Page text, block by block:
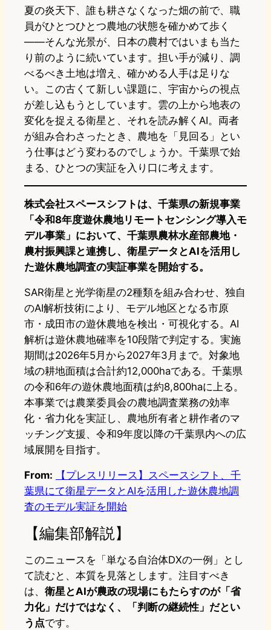
夏の炎天下、誰も耕さなくなった畑の前で、職
員がひとつひとつ農地の状態を確かめて歩く
――そんな光景が、日本の農村ではいまも当た
り前のように続いています。担い手が減り、調
べるべき土地は増え、確かめる人手は足りな
い。この古くて新しい課題に、宇宙からの視点
が差し込もうとしています。雲の上から地表の
変化を捉える衛星と、それを読み解くAI。両者
が組み合わさったとき、農地を「見回る」とい
う仕事はどう変わるのでしょうか。千葉県で始
まる、ひとつの実証を入り口に考えます。
株式会社スペースシフトは、千葉県の新規事業
「令和8年度遊休農地リモートセンシング導入モ
デル事業」において、千葉県農林水産部農地・
農村振興課と連携し、衛星データとAIを活用し
た遊休農地調査の実証事業を開始する。
SAR衛星と光学衛星の2種類を組み合わせ、独自
のAI解析技術により、モデル地区となる市原
市・成田市の遊休農地を検出・可視化する。AI
解析は遊休農地確率を10段階で判定する。実施
期間は2026年5月から2027年3月まで。対象地
域の耕地面積は合計約12,000haである。千葉県
の令和6年の遊休農地面積は約8,800haに上る。
本事業では農業委員会の農地調査業務の効率
化・省力化を実証し、農地所有者と耕作者のマ
ッチング支援、令和9年度以降の千葉県内への広
域展開を目指す。
From:
【プレスリリース】スペースシフト、千
葉県にて衛星データとAIを活用した遊休農地調
査のモデル実証を開始
【編集部解説】
このニュースを「単なる自治体DXの一例」とし
て読むと、本質を見落とします。注目すべき
は、 衛星とAIが農政の現場にもたらすのが「省
力化」だけではなく、「判断の継続性」だとい
う点です。